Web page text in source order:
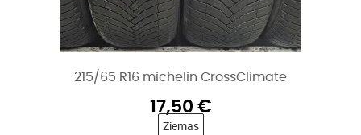
215/65 R16 michelin CrossClimate
17,50 €
Ziemas